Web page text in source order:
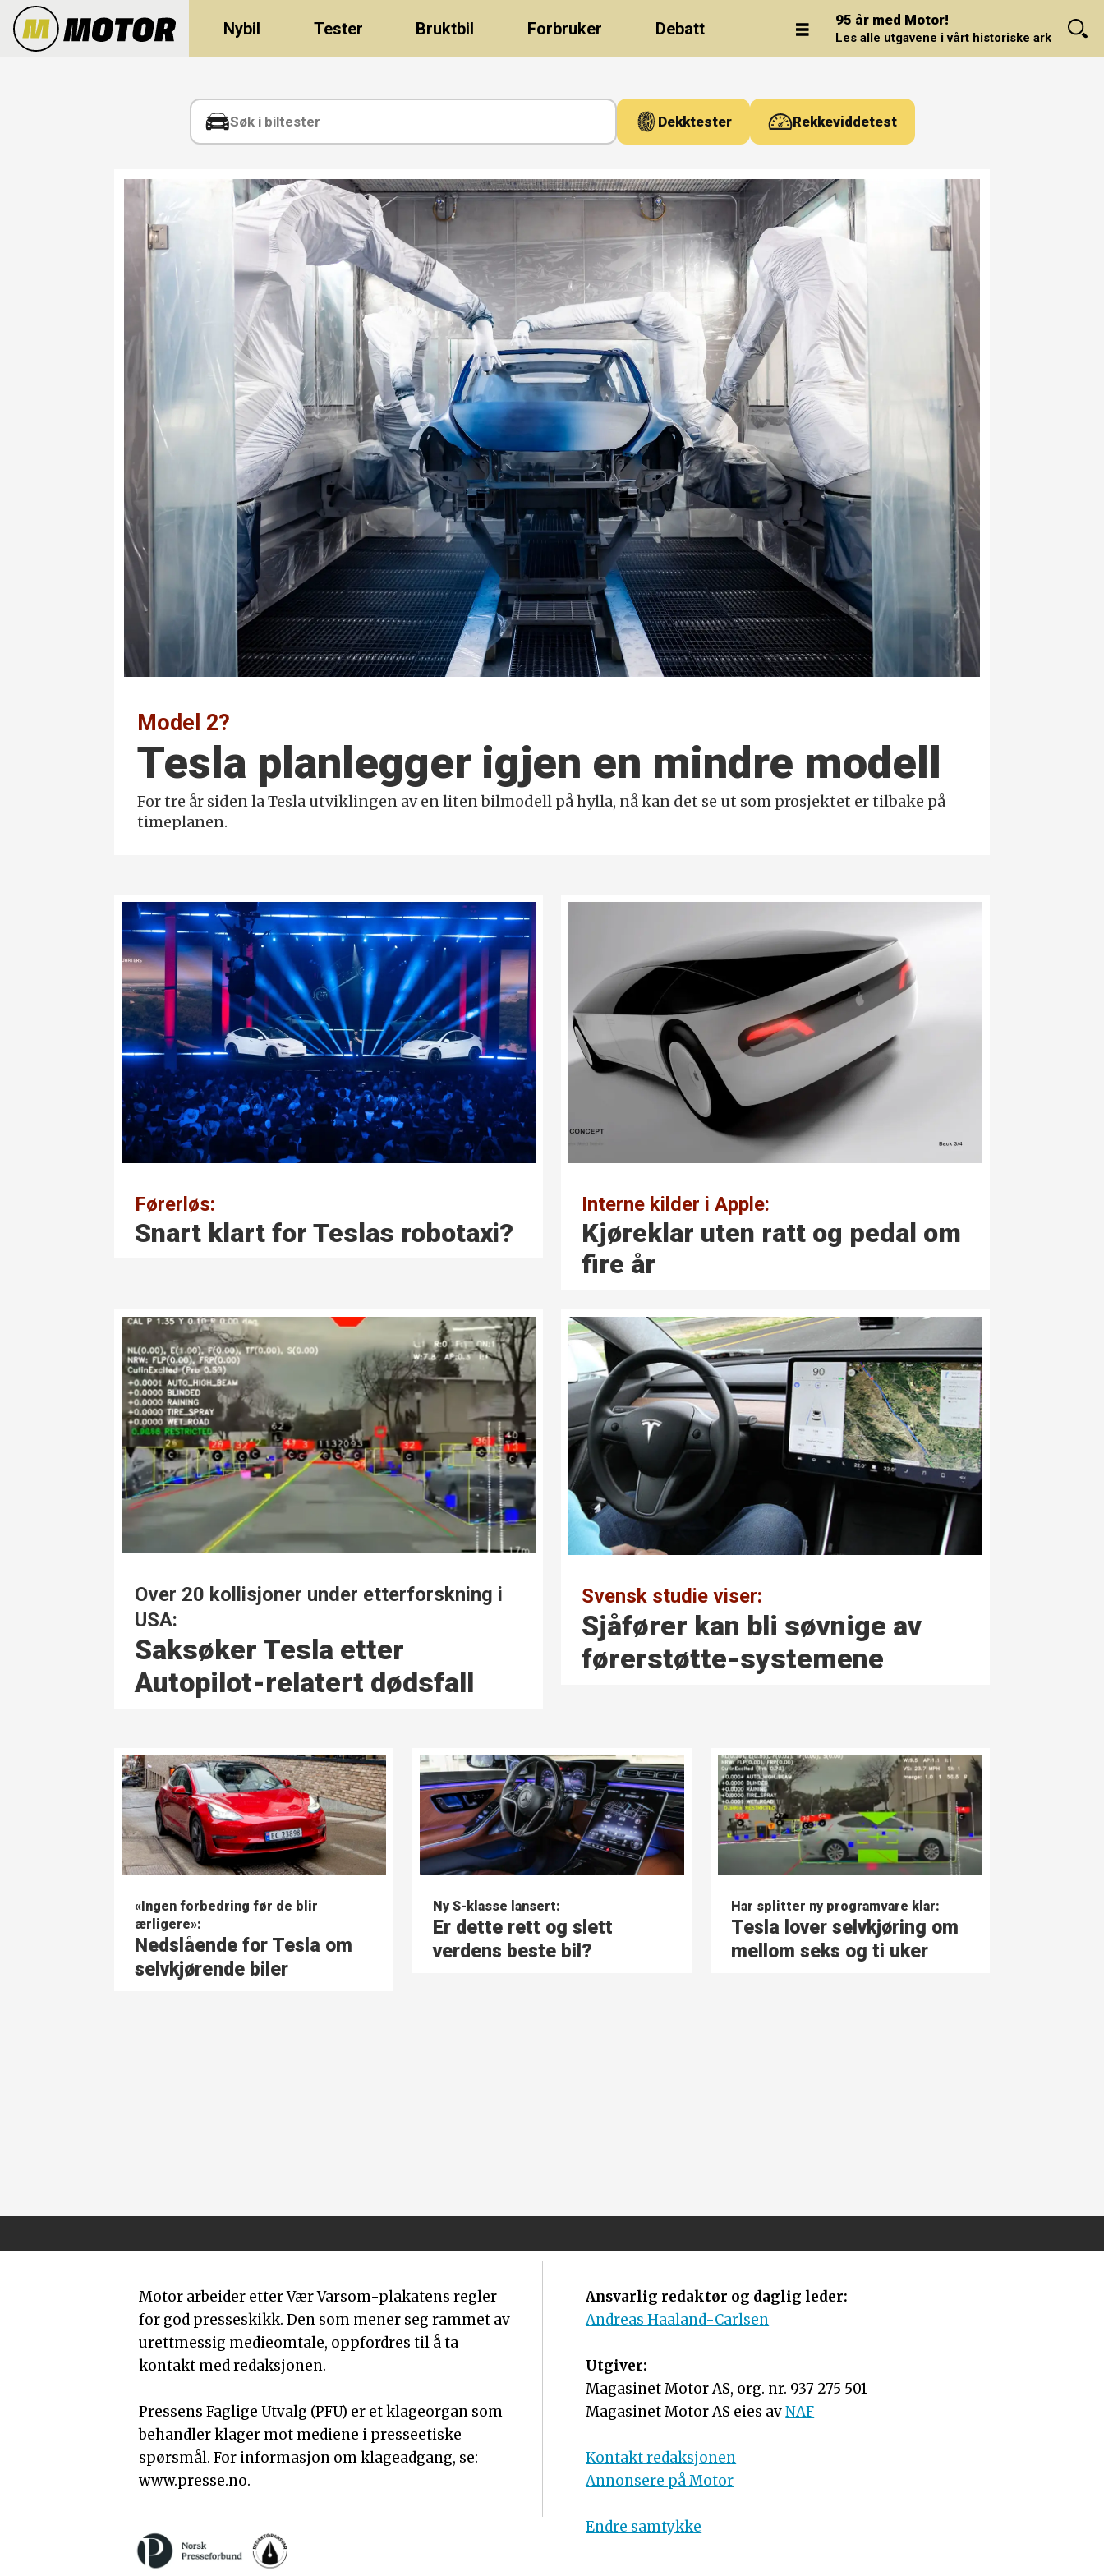
Nybil Tester Bruktbil Forbruker Debatt 95 år med Motor!
Les alle utgavene i vårt historiske arkiv.
Dekktester Rekkeviddetest
Model 2?
Tesla plan­legger igjen en mindre modell
For tre år siden la Tesla utviklingen av en liten bilmodell på hylla, nå kan det se ut som prosjektet er tilbake på
timeplanen.
Førerløs:
Snart klart for Teslas robotaxi?
Interne kilder i Apple:
Kjøreklar uten ratt og pedal om
fire år
Over 20 kollisjoner under etterforskning i
USA:
Saksøker Tesla etter
Autopilot-relatert dødsfall
Svensk studie viser:
Sjåfører kan bli søvnige av
førerstøtte-systemene
«Ingen forbedring før de blir
ærligere»:
Nedslående for Tesla om
selvkjørende biler
Ny S-klasse lansert:
Er dette rett og slett
verdens beste bil?
Har splitter ny programvare klar:
Tesla lover selvkjøring om
mellom seks og ti uker
Motor arbeider etter Vær Varsom-plakatens regler
for god presseskikk. Den som mener seg rammet av
urettmessig medieomtale, oppfordres til å ta
kontakt med redaksjonen.
Pressens Faglige Utvalg (PFU) er et klageorgan som
behandler klager mot mediene i presseetiske
spørsmål. For informasjon om klageadgang, se:
www.presse.no.
Ansvarlig redaktør og daglig leder:
Andreas Haaland-Carlsen
Utgiver:
Magasinet Motor AS, org. nr. 937 275 501
Magasinet Motor AS eies avNAF
Kontakt redaksjonen
Annonsere på Motor
Endre samtykke